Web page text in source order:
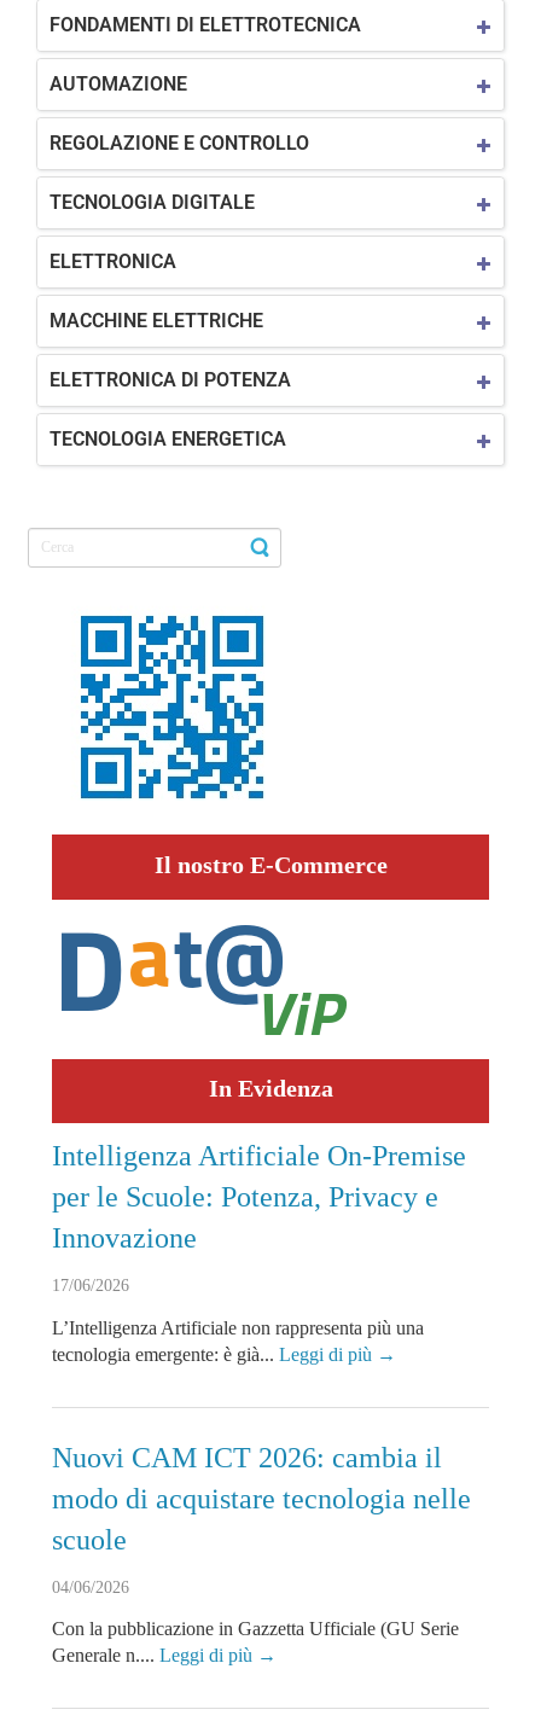
FONDAMENTI DI ELETTROTECNICA
AUTOMAZIONE
REGOLAZIONE E CONTROLLO
TECNOLOGIA DIGITALE
ELETTRONICA
MACCHINE ELETTRICHE
ELETTRONICA DI POTENZA
TECNOLOGIA ENERGETICA
Il nostro E-Commerce
In Evidenza
Intelligenza Artificiale On-Premise
per le Scuole: Potenza, Privacy e
Innovazione
17/06/2026
L’Intelligenza Artificiale non rappresenta più una
tecnologia emergente: è già... Leggi di più →
Nuovi CAM ICT 2026: cambia il
modo di acquistare tecnologia nelle
scuole
04/06/2026
Con la pubblicazione in Gazzetta Ufficiale (GU Serie
Generale n.... Leggi di più →